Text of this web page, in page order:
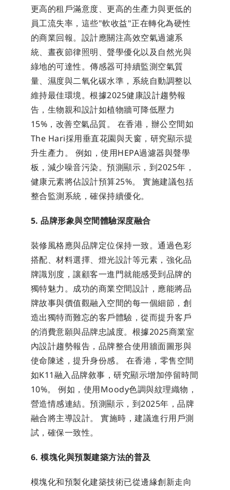
更高的租戶滿意度、更高的生產力與更低的
員工流失率，這些"軟收益"正在轉化為硬性
的商業回報。設計應關注高效空氣過濾系
統、晝夜節律照明、聲學優化以及自然光與
綠地的可達性。傳感器可持續監測空氣質
量、濕度與二氧化碳水準，系統自動調整以
維持最佳環境。根據2025健康設計趨勢報
告，生物親和設計如植物牆可降低壓力
15%，改善空氣品質。 在香港，辦公空間如
The Hari採用垂直花園與天窗，研究顯示提
升生產力。 例如，使用HEPA過濾器與聲學
板，減少噪音污染。預測顯示，到2025年，
健康元素將佔設計預算25%。 實施建議包括
整合監測系統，確保持續優化。
5. 品牌形象與空間體驗深度融合
裝修風格應與品牌定位保持一致。通過色彩
搭配、材料選擇、燈光設計等元素，強化品
牌識別度，讓顧客一進門就能感受到品牌的
獨特魅力。成功的商業空間設計，應能將品
牌故事與價值觀融入空間的每一個細節，創
造出獨特而難忘的客戶體驗，從而提升客戶
的消費意願與品牌忠誠度。根據2025商業室
內設計趨勢報告，品牌整合使用牆面圖形與
使命陳述，提升身份感。 在香港，零售空間
如K11融入品牌敘事，研究顯示增加停留時間
10%。 例如，使用Moody色調與紋理織物，
營造情感連結。預測顯示，到2025年，品牌
融合將主導設計。 實施時，建議進行用戶測
試，確保一致性。
6. 模塊化與預製建築方法的普及
模塊化和預製化建築技術已從邊緣創新走向